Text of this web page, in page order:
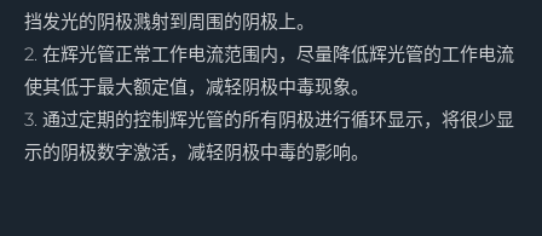
挡发光的阴极溅射到周围的阴极上。
2. 在辉光管正常工作电流范围内，尽量降低辉光管的工作电流
使其低于最大额定值，减轻阴极中毒现象。
3. 通过定期的控制辉光管的所有阴极进行循环显示，将很少显
示的阴极数字激活，减轻阴极中毒的影响。